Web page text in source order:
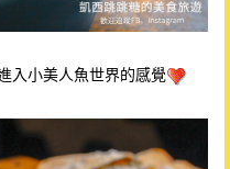
入小美人魚世界的感覺